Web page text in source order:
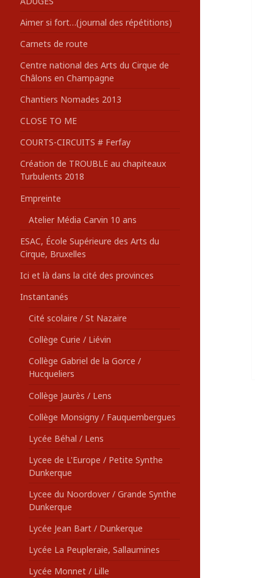
:Aimer si fort…(journal des répétitions)
Carnets de route
Centre national des Arts du Cirque de
Châlons en Champagne
Chantiers Nomades 2013
CLOSE TO ME
COURTS-CIRCUITS # Ferfay
Création de TROUBLE au chapiteaux
Turbulents 2018
Empreinte
Atelier Média Carvin 10 ans
ESAC, École Supérieure des Arts du
Cirque, Bruxelles
Ici et là dans la cité des provinces
Instantanés
Cité scolaire / St Nazaire
Collège Curie / Liévin
Collège Gabriel de la Gorce /
Hucqueliers
Collège Jaurès / Lens
Collège Monsigny / Fauquembergues
Lycée Béhal / Lens
Lycee de L'Europe / Petite Synthe
Dunkerque
Lycee du Noordover / Grande Synthe
Dunkerque
Lycée Jean Bart / Dunkerque
Lycée La Peupleraie, Sallaumines
Lycée Monnet / Lille